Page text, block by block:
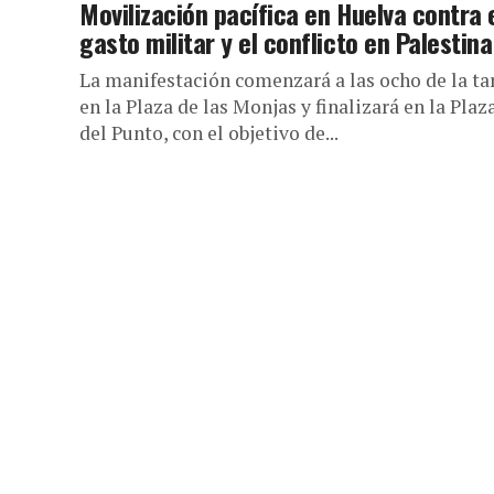
Movilización pacífica en Huelva contra
gasto militar y el conflicto en Palestina
La manifestación comenzará a las ocho de la
en la Plaza de las Monjas y finalizará en la
del Punto, con el objetivo de...